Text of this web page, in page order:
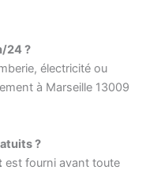
24 ?
électricité ou
à Marseille 13009
?
est fourni avant toute